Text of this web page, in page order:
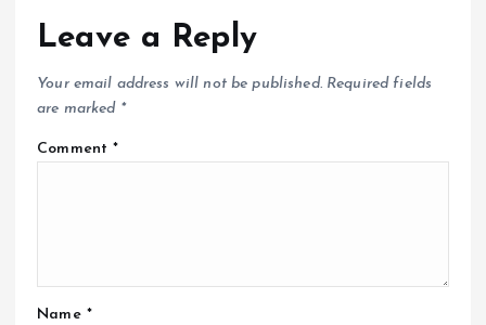
Leave a Reply
Your email address will not be published. Required fields
are marked *
Comment*
Name *